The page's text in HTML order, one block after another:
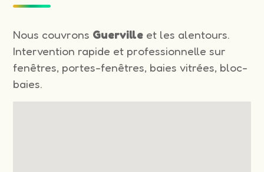
Nous couvrons Guerville et les alentours.
Intervention rapide et professionnelle sur
fenêtres, portes-fenêtres, baies vitrées, bloc-
baies.